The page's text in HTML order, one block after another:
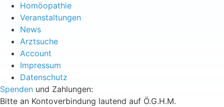
Homöopathie
Veranstaltungen
News
Arztsuche
Account
Impressum
Datenschutz
Spenden und Zahlungen:
Bitte an Kontoverbindung lautend auf Ö.G.H.M.